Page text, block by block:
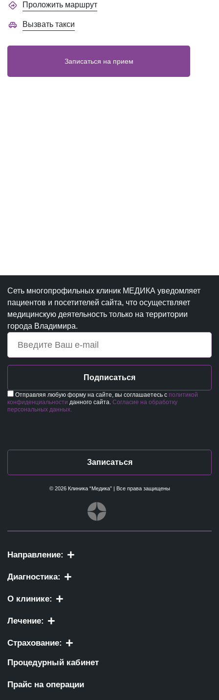
Проложить маршрут
Вызвать такси
Записаться на прием
© 2026 Клиника “Медика” | Все права защищены
Записаться
Подписаться
Отправляя любую форму на сайте, вы соглашаетесь с политикой
конфиденциальности данного сайта. Согласие на обработку
персональных данных.
Сеть многопрофильных клиник МЕДИКА уведомляет
пациентов и посетителей сайта, что осуществляет
медицинскую деятельность только на территории
города Владимира.
Направление:
Диагностика:
О клинике:
Лечение:
Страхование:
Процедурный кабинет
Прайс на операции